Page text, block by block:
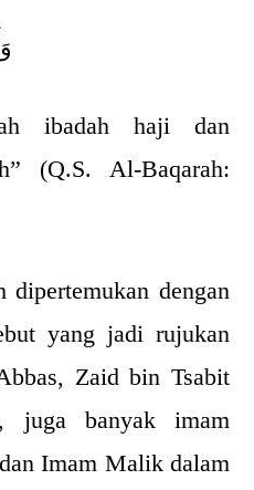
ibadah haji dan
(Q.S. Al-Baqarah:
dengan
yang jadi rujukan
Zaid bin Tsabit
juga banyak imam
Imam Malik dalam